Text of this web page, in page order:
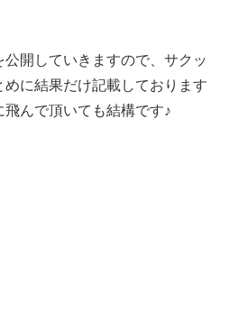
開していきますので、サクッ
に結果だけ記載しております
んで頂いても結構です♪